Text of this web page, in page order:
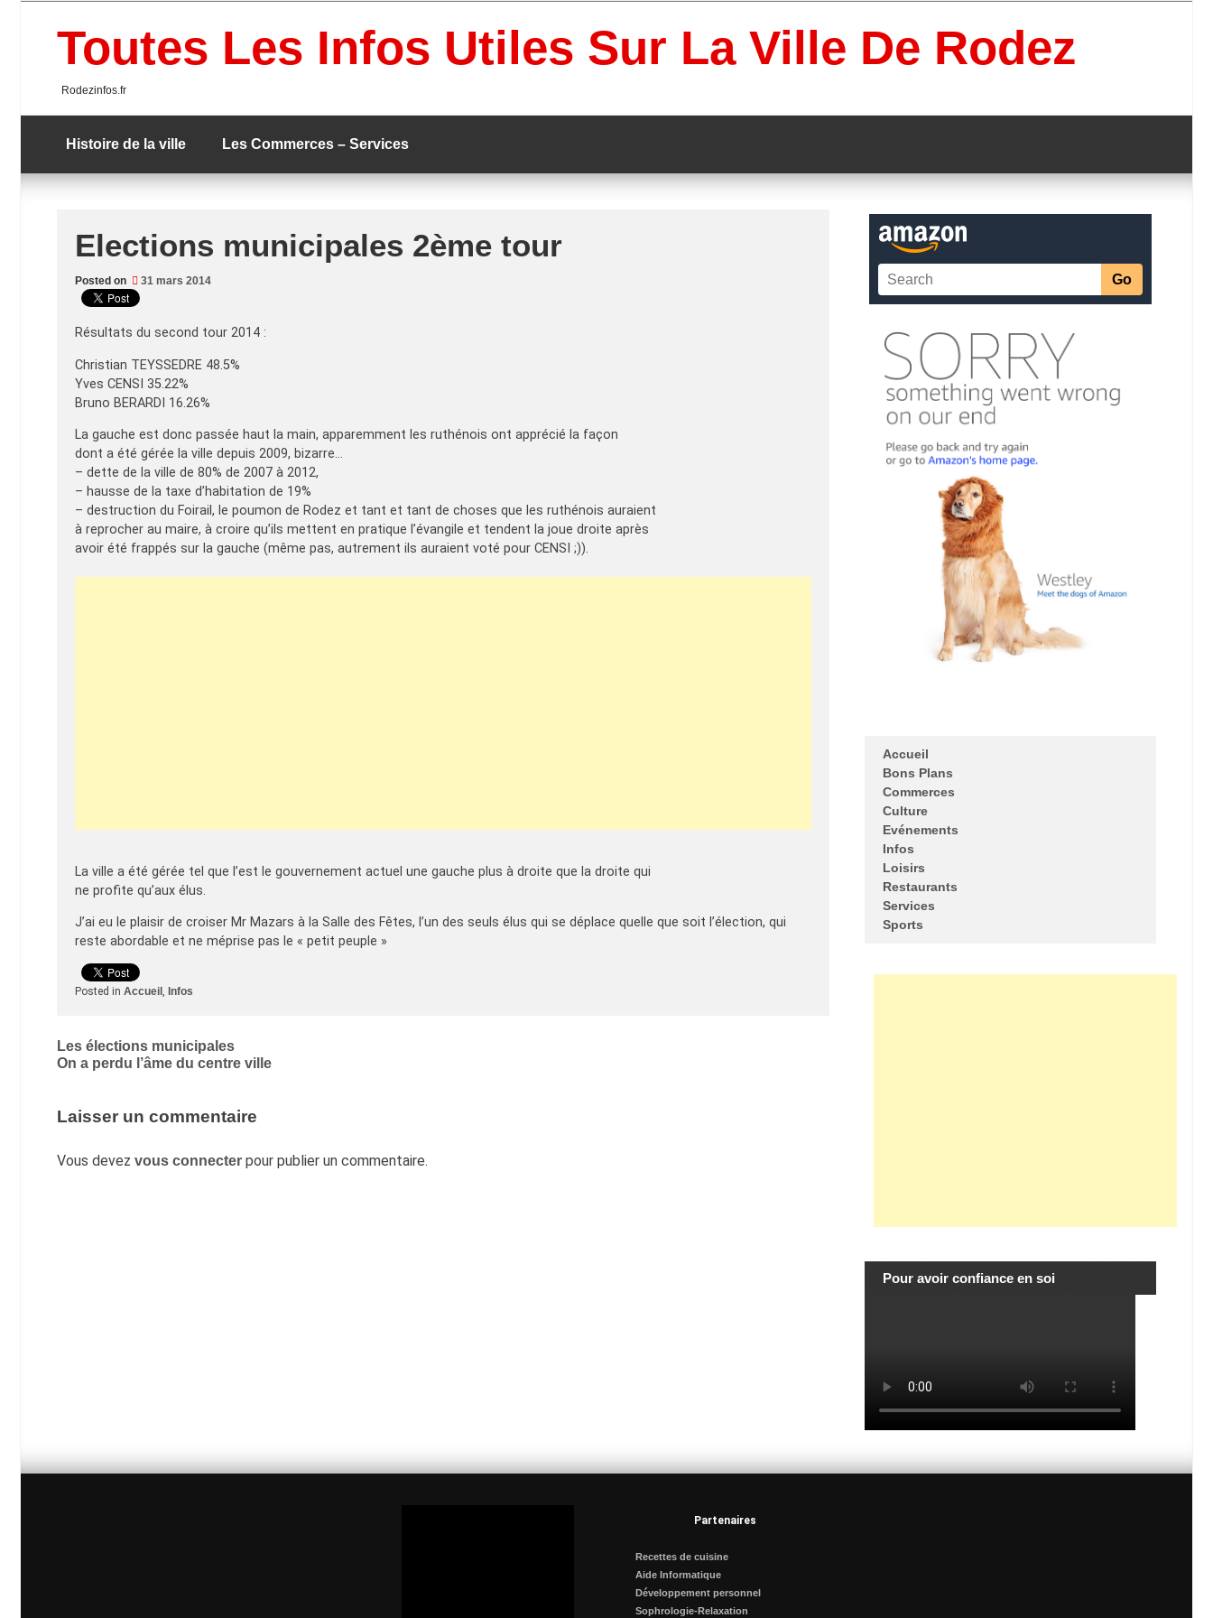
contentToutes Les Infos Utiles Sur La Ville De Rodez
Rodezinfos.fr
Histoire de la ville Les Commerces – Services
Elections municipales 2ème tour
Posted on 31 mars 2014
Résultats du second tour 2014 :
Christian TEYSSEDRE 48.5%
Yves CENSI 35.22%
Bruno BERARDI 16.26%
La gauche est donc passée haut la main, apparemment les ruthénois ont apprécié la façon
dont a été gérée la ville depuis 2009, bizarre…
– dette de la ville de 80% de 2007 à 2012,
– hausse de la taxe d’habitation de 19%
– destruction du Foirail, le poumon de Rodez et tant et tant de choses que les ruthénois auraient
à reprocher au maire, à croire qu’ils mettent en pratique l’évangile et tendent la joue droite après
avoir été frappés sur la gauche (même pas, autrement ils auraient voté pour CENSI ;)).
La ville a été gérée tel que l’est le gouvernement actuel une gauche plus à droite que la droite qui
ne profite qu’aux élus.
J’ai eu le plaisir de croiser Mr Mazars à la Salle des Fêtes, l’un des seuls élus qui se déplace quelle que soit l’élection, qui
reste abordable et ne méprise pas le « petit peuple »
Posted in Accueil , Infos
Navigation
de
Les élections municipales
On a perdu l’âme du centre ville
Laisser un commentaire
Vous devez vous connecter pour publier un commentaire.
Accueil
Bons Plans
Commerces
Culture
Evénements
Infos
Loisirs
Restaurants
Services
Sports
Pour avoir confiance en soi
Partenaires
Recettes de cuisine
Aide Informatique
Développement personnel
Sophrologie-Relaxation